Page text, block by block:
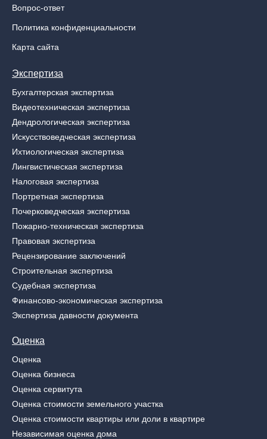
Вопрос-ответ
Политика конфиденциальности
Карта сайта
Экспертиза
Бухгалтерская экспертиза
Видеотехническая экспертиза
Дендрологическая экспертиза
Искусствоведческая экспертиза
Ихтиологическая экспертиза
Лингвистическая экспертиза
Налоговая экспертиза
Портретная экспертиза
Почерковедческая экспертиза
Пожарно-техническая экспертиза
Правовая экспертиза
Рецензирование заключений
Строительная экспертиза
Судебная экспертиза
Финансово-экономическая экспертиза
Экспертиза давности документа
Оценка
Оценка
Оценка бизнеса
Оценка сервитута
Оценка стоимости земельного участка
Оценка стоимости квартиры или доли в квартире
Независимая оценка дома